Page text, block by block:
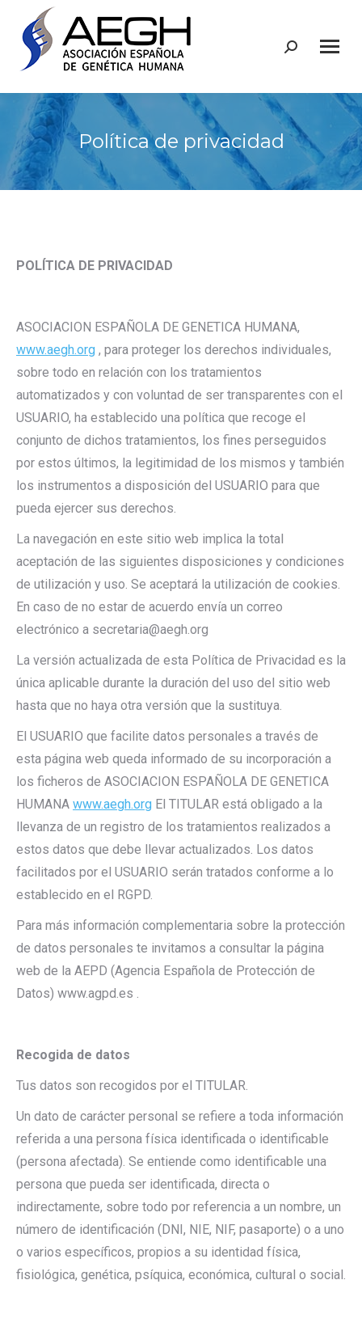
Buscar:
Política de privacidad
POLÍTICA DE PRIVACIDAD
ASOCIACION ESPAÑOLA DE GENETICA HUMANA,
www.aegh.org , para proteger los derechos individuales,
sobre todo en relación con los tratamientos
automatizados y con voluntad de ser transparentes con el
USUARIO, ha establecido una política que recoge el
conjunto de dichos tratamientos, los fines perseguidos
por estos últimos, la legitimidad de los mismos y también
los instrumentos a disposición del USUARIO para que
pueda ejercer sus derechos.
La navegación en este sitio web implica la total
aceptación de las siguientes disposiciones y condiciones
de utilización y uso. Se aceptará la utilización de cookies.
En caso de no estar de acuerdo envía un correo
electrónico a secretaria@aegh.org
La versión actualizada de esta Política de Privacidad es la
única aplicable durante la duración del uso del sitio web
hasta que no haya otra versión que la sustituya.
El USUARIO que facilite datos personales a través de
esta página web queda informado de su incorporación a
los ficheros de ASOCIACION ESPAÑOLA DE GENETICA
HUMANA www.aegh.org El TITULAR está obligado a la
llevanza de un registro de los tratamientos realizados a
estos datos que debe llevar actualizados. Los datos
facilitados por el USUARIO serán tratados conforme a lo
establecido en el RGPD.
Para más información complementaria sobre la protección
de datos personales te invitamos a consultar la página
web de la AEPD (Agencia Española de Protección de
Datos) www.agpd.es .
Recogida de datos
Tus datos son recogidos por el TITULAR.
Un dato de carácter personal se refiere a toda información
referida a una persona física identificada o identificable
(persona afectada). Se entiende como identificable una
persona que pueda ser identificada, directa o
indirectamente, sobre todo por referencia a un nombre, un
número de identificación (DNI, NIE, NIF, pasaporte) o a uno
o varios específicos, propios a su identidad física,
fisiológica, genética, psíquica, económica, cultural o social.